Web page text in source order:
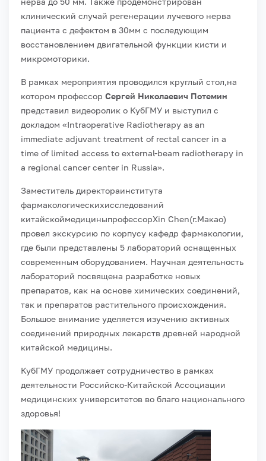
клинический случай регенерации лучевого нерва
пациента с дефектом в 30мм с последующим
восстановлением двигательной функции кисти и
микромоторики.
В рамках мероприятия проводился круглый стол,на
котором профессор Сергей Николаевич Потемин
представил видеоролик о КубГМУ и выступил с
докладом «Intraoperative Radiotherapy as an
immediate adjuvant treatment of rectal cancer in a
time of limited access to external-beam radiotherapy in
a regional cancer center in Russia».
Заместитель директораинститута
фармакологическихисследований
китайскоймедициныпрофессорXin Chen(г.Макао)
провел экскурсию по корпусу кафедр фармакологии,
где были представлены 5 лабораторий оснащенных
современным оборудованием. Научная деятельность
лабораторий посвящена разработке новых
препаратов, как на основе химических соединений,
так и препаратов растительного происхождения.
Большое внимание уделяется изучению активных
соединений природных лекарств древней народной
китайской медицины.
КубГМУ продолжает сотрудничество в рамках
деятельности Российско-Китайской Ассоциации
медицинских университетов во благо национального
здоровья!